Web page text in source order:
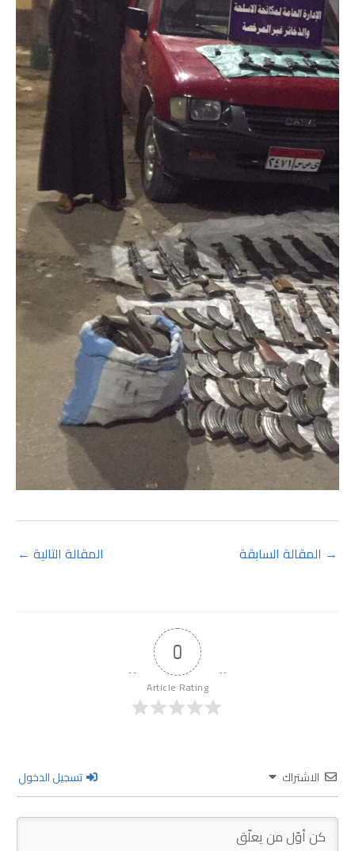
→ المقالة السابقة المقالة التالية ←
0
Article Rating
الاشتراك تسجيل الدخول